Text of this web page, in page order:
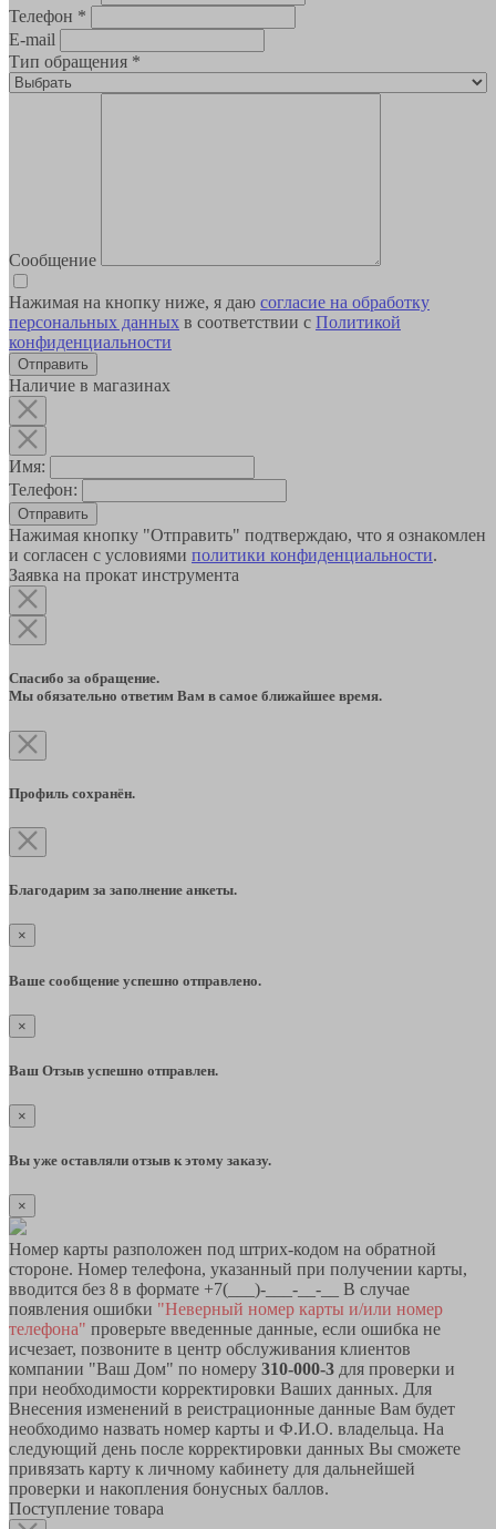
Телефон *
E-mail
Тип обращения *
Сообщение
Нажимая на кнопку ниже, я даю согласие на обработку
персональных данных в соответствии с Политикой
конфиденциальности
Наличие в магазинах
Имя:
Телефон:
Отправить
Нажимая кнопку "Отправить" подтверждаю, что я ознакомлен
и согласен с условиями политики конфиденциальности.
Заявка на прокат инструмента
Спасибо за обращение.
Мы обязательно ответим Вам в самое ближайшее время.
Профиль сохранён.
Благодарим за заполнение анкеты.
×
Ваше сообщение успешно отправлено.
×
Ваш Отзыв успешно отправлен.
×
Вы уже оставляли отзыв к этому заказу.
×
Номер карты разположен под штрих-кодом на обратной
стороне. Номер телефона, указанный при получении карты,
вводится без 8 в формате +7(___)-___-__-__ В случае
появления ошибки "Неверный номер карты и/или номер
телефона" проверьте введенные данные, если ошибка не
исчезает, позвоните в центр обслуживания клиентов
компании "Ваш Дом" по номеру 310-000-3 для проверки и
при необходимости корректировки Ваших данных. Для
Внесения изменений в реистрационные данные Вам будет
необходимо назвать номер карты и Ф.И.О. владельца. На
следующий день после корректировки данных Вы сможете
привязать карту к личному кабинету для дальнейшей
проверки и накопления бонусных баллов.
Поступление товара